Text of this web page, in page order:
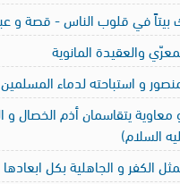
بيتاً في قلوب الناس - قصة و
والعقيدة المانوية
و استباحته لدماء المسلمين
معاوية يتقاسمان أذم الخصال
السلام)
الكفر و الجاهلية بكل ابعادها